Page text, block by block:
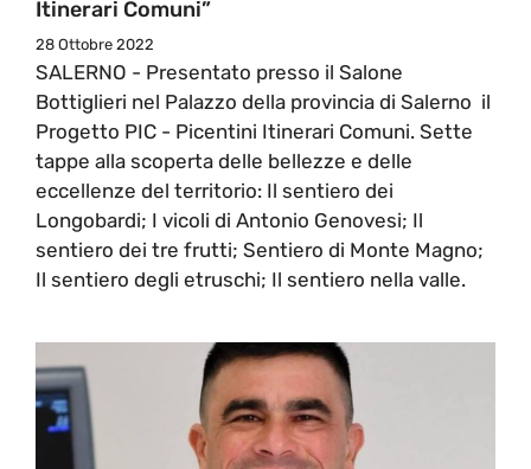
Itinerari Comuni”
28 Ottobre 2022
SALERNO - Presentato presso il Salone
Bottiglieri nel Palazzo della provincia di Salerno il
Progetto PIC - Picentini Itinerari Comuni. Sette
tappe alla scoperta delle bellezze e delle
eccellenze del territorio: Il sentiero dei
Longobardi; I vicoli di Antonio Genovesi; Il
sentiero dei tre frutti; Sentiero di Monte Magno;
Il sentiero degli etruschi; Il sentiero nella valle.